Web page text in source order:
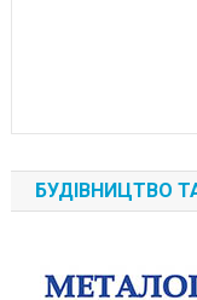
БУДІВНИЦТВО